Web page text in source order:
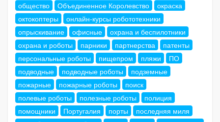
общество
Объединенное Королевство
окраска
октокоптеры
онлайн-курсы робототехники
опрыскивание
офисные
охрана и беспилотники
охрана и роботы
парники партнерства
патенты
персональные роботы
пищепром пляжи
ПО
подводные
подводные роботы
подземные
пожарные
пожарные роботы
поиск
полевые роботы
полезные роботы
полиция
помощники
Португалия порты
последняя миля